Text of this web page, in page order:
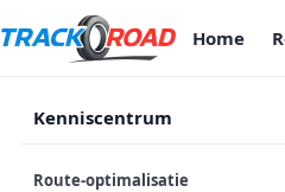
Home
Kenniscentrum
Route-optimalisatie